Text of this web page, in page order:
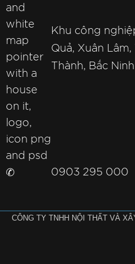
Khu công
Quả, Xuân Lâm,
Thành, Bắc Ninh
✆ 0903 295 000
CÔNG TY TNHH NỘI THẤT VÀ